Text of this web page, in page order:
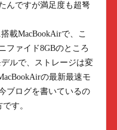
んですが満足度も超弩
載MacBookAirで、こ
ファイド8GBのところ
ルで、ストレージは変
の最新最速モ
ブログを書いているの
す。